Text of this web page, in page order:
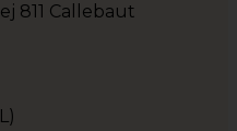
811 Callebaut